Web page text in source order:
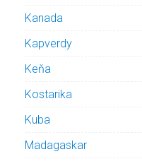
Kanada
Kapverdy
Keňa
Kostarika
Kuba
Madagaskar